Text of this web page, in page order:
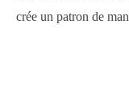
crée un patron de